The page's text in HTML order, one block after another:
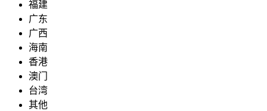
福建
广东
广西
海南
香港
澳门
台湾
其他